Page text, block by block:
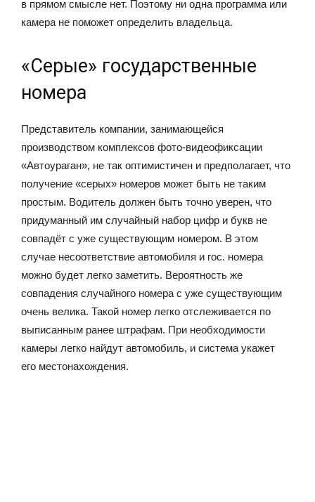
в прямом смысле нет. Поэтому ни одна программа или
камера не поможет определить владельца.
«Серые» государственные
номера
Представитель компании, занимающейся
производством комплексов фото-видеофиксации
«Автоураган», не так оптимистичен и предполагает, что
получение «серых» номеров может быть не таким
простым. Водитель должен быть точно уверен, что
придуманный им случайный набор цифр и букв не
совпадёт с уже существующим номером. В этом
случае несоответствие автомобиля и гос. номера
можно будет легко заметить. Вероятность же
совпадения случайного номера с уже существующим
очень велика. Такой номер легко отслеживается по
выписанным ранее штрафам. При необходимости
камеры легко найдут автомобиль, и система укажет
его местонахождения.